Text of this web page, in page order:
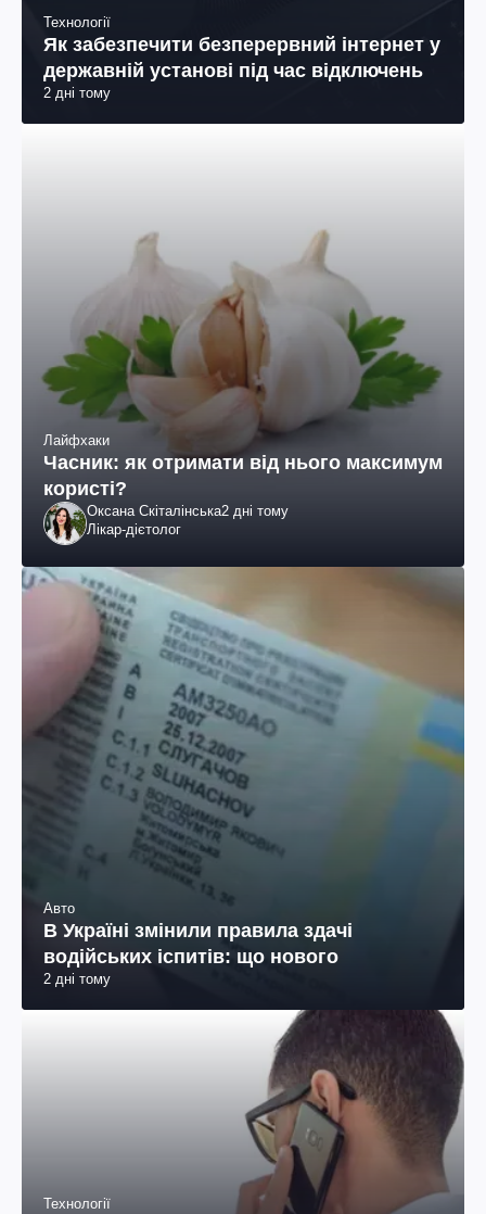
Технології
Як забезпечити безперервний інтернет у
державній установі під час відключень
2 дні тому
Лайфхаки
Часник: як отримати від нього максимум
користі?
Оксана Скіталінська2 дні тому
Лікар-дієтолог
Авто
В Україні змінили правила здачі
водійських іспитів: що нового
2 дні тому
Технології